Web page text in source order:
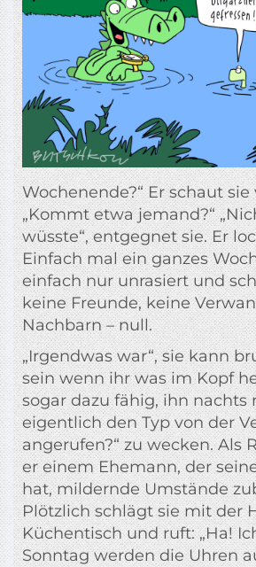
Wochenende?“ Er schaut
„Kommt etwa jemand?“
wüsste“, entgegnet sie. Er
Einfach mal ein ganzes
einfach nur unrasiert und
keine Freunde, keine
Nachbarn – null.
„Irgendwas war“, sie kann
sein wenn ihr was im Kopf
sogar dazu fähig, ihn nachts
eigentlich den Typ von der
angerufen?“ zu wecken. Als
er einem Ehemann, der
hat, mildernde Umstände
Plötzlich schlägt sie mit der
Küchentisch und ruft: „Ha!
Sonntag werden die Uhren